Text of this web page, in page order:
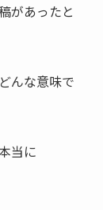
があったと
んな意味で
当に